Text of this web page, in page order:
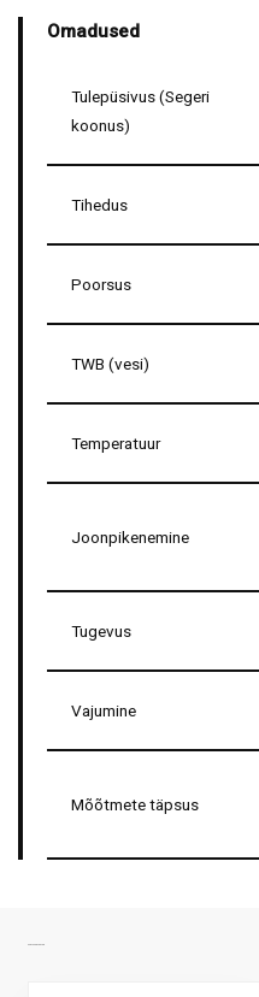
Omadused
Tulepüsivus (Segeri
koonus)
Tihedus
Poorsus
TWB (vesi)
Temperatuur
Joonpikenemine
Tugevus
Vajumine
Mõõtmete täpsus